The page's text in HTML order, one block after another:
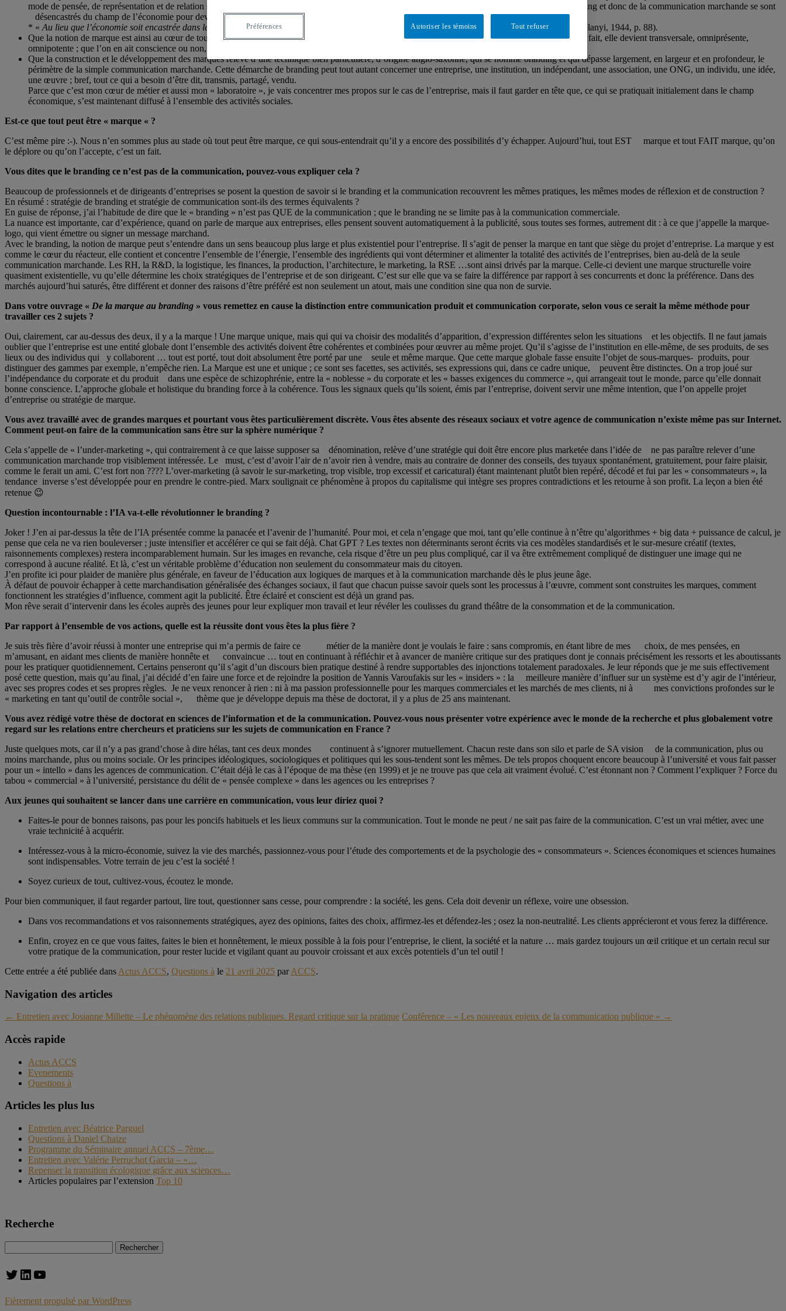
mode de pensée, de représentation et de relation sociale. Pour emprunter la terminologie de Karl Polanyi * : je suis convaincue que le modèle du marketing et donc de la communication marchande se sont
désencastrés du champ de l’économie pour devenir dominants et autonomes.
* « Au lieu que l’économie soit encastrée dans les relations sociales, ce sont les relations sociales qui sont encastrées dans le système économique
» (Polanyi, 1944, p. 88).
Que la notion de marque est ainsi au cœur de tous les débats sur la politique, la vie privée, la culture, le sport, la science, l’économie bien sûr …et de ce fait, elle devient transversale, omniprésente,
omnipotente ; que l’on en ait conscience ou non, qu’on le veuille ou qu’on y résiste.
Que la construction et le développement des marques relève d’une technique bien particulière, d’origine anglo-saxonne, qui se nomme branding et qui dépasse largement, en largeur et en profondeur, le
périmètre de la simple communication marchande. Cette démarche de branding peut tout autant concerner une entreprise, une institution, un indépendant, une association, une ONG, un individu, une idée,
une œuvre ; bref, tout ce qui a besoin d’être dit, transmis, partagé, vendu.
Parce que c’est mon cœur de métier et aussi mon « laboratoire », je vais concentrer mes propos sur le cas de l’entreprise, mais il faut garder en tête que, ce qui se pratiquait initialement dans le champ
économique, s’est maintenant diffusé à l’ensemble des activités sociales.
Est-ce que tout peut être « marque « ?
C’est même pire :-). Nous n’en sommes plus au stade où tout peut être marque, ce qui sous-entendrait qu’il y a encore des possibilités d’y échapper. Aujourd’hui, tout EST marque et tout FAIT marque, qu’on
le déplore ou qu’on l’accepte, c’est un fait.
Vous dites que le branding ce n’est pas de la communication, pouvez-vous expliquer cela ?
Beaucoup de professionnels et de dirigeants d’entreprises se posent la question de savoir si le branding et la communication recouvrent les mêmes pratiques, les mêmes modes de réflexion et de construction ?
En résumé : stratégie de branding et stratégie de communication sont-ils des termes équivalents ?
En guise de réponse, j’ai l’habitude de dire que le « branding » n’est pas QUE de la communication ; que le branding ne se limite pas à la communication commerciale.
La nuance est importante, car d’expérience, quand on parle de marque aux entreprises, elles pensent souvent automatiquement à la publicité, sous toutes ses formes, autrement dit : à ce que j’appelle la marque-
logo, qui vient émettre ou signer un message marchand.
Avec le branding, la notion de marque peut s’entendre dans un sens beaucoup plus large et plus existentiel pour l’entreprise. Il s’agit de penser la marque en tant que siège du projet d’entreprise. La marque y est
comme le cœur du réacteur, elle contient et concentre l’ensemble de l’énergie, l’ensemble des ingrédients qui vont déterminer et alimenter la totalité des activités de l’entreprises, bien au-delà de la seule
communication marchande. Les RH, la R&D, la logistique, les finances, la production, l’architecture, le marketing, la RSE …sont ainsi drivés par la marque. Celle-ci devient une marque structurelle voire
quasiment existentielle, vu qu’elle détermine les choix stratégiques de l’entreprise et de son dirigeant. C’est sur elle que va se faire la différence par rapport à ses concurrents et donc la préférence. Dans des
marchés aujourd’hui saturés, être différent et donner des raisons d’être préféré est non seulement un atout, mais une condition sine qua non de survie.
Dans votre ouvrage « De la marque au branding » vous remettez en cause la distinction entre communication produit et communication corporate, selon vous ce serait la même méthode pour
travailler ces 2 sujets ?
Oui, clairement, car au-dessus des deux, il y a la marque ! Une marque unique, mais qui qui va choisir des modalités d’apparition, d’expression différentes selon les situations et les objectifs. Il ne faut jamais
oublier que l’entreprise est une entité globale dont l’ensemble des activités doivent être cohérentes et combinées pour œuvrer au même projet. Qu’il s’agisse de l’institution en elle-même, de ses produits, de ses
lieux ou des individus qui y collaborent … tout est porté, tout doit absolument être porté par une seule et même marque. Que cette marque globale fasse ensuite l’objet de sous-marques- produits, pour
distinguer des gammes par exemple, n’empêche rien. La Marque est une et unique ; ce sont ses facettes, ses activités, ses expressions qui, dans ce cadre unique, peuvent être distinctes. On a trop joué sur
l’indépendance du corporate et du produit dans une espèce de schizophrénie, entre la « noblesse » du corporate et les « basses exigences du commerce », qui arrangeait tout le monde, parce qu’elle donnait
bonne conscience. L’approche globale et holistique du branding force à la cohérence. Tous les signaux quels qu’ils soient, émis par l’entreprise, doivent servir une même intention, que l’on appelle projet
d’entreprise ou stratégie de marque.
Vous avez travaillé avec de grandes marques et pourtant vous êtes particulièrement discrète. Vous êtes absente des réseaux sociaux et votre agence de communication n’existe même pas sur Internet.
Comment peut-on faire de la communication sans être sur la sphère numérique ?
Cela s’appelle de « l’under-marketing », qui contrairement à ce que laisse supposer sa dénomination, relève d’une stratégie qui doit être encore plus marketée dans l’idée de ne pas paraître relever d’une
communication marchande trop visiblement intéressée. Le must, c’est d’avoir l’air de n’avoir rien à vendre, mais au contraire de donner des conseils, des tuyaux spontanément, gratuitement, pour faire plaisir,
comme le ferait un ami. C’est fort non ???? L’over-marketing (à savoir le sur-marketing, trop visible, trop excessif et caricatural) étant maintenant plutôt bien repéré, décodé et fui par les « consommateurs », la
tendance inverse s’est développée pour en prendre le contre-pied. Marx soulignait ce phénomène à propos du capitalisme qui intègre ses propres contradictions et les retourne à son profit. La leçon a bien été
retenue 😉
Question incontournable : l’IA va-t-elle révolutionner le branding ?
Joker ! J’en ai par-dessus la tête de l’IA présentée comme la panacée et l’avenir de l’humanité. Pour moi, et cela n’engage que moi, tant qu’elle continue à n’être qu’algorithmes + big data + puissance de calcul, je
pense que cela ne va rien bouleverser ; juste intensifier et accélérer ce qui se fait déjà. Chat GPT ? Les textes non déterminants seront écrits via ces modèles standardisés et le sur-mesure créatif (textes,
raisonnements complexes) restera incomparablement humain. Sur les images en revanche, cela risque d’être un peu plus compliqué, car il va être extrêmement compliqué de distinguer une image qui ne
correspond à aucune réalité. Et là, c’est un véritable problème d’éducation non seulement du consommateur mais du citoyen.
J’en profite ici pour plaider de manière plus générale, en faveur de l’éducation aux logiques de marques et à la communication marchande dès le plus jeune âge.
À défaut de pouvoir échapper à cette marchandisation généralisée des échanges sociaux, il faut que chacun puisse savoir quels sont les processus à l’œuvre, comment sont construites les marques, comment
fonctionnent les stratégies d’influence, comment agit la publicité. Être éclairé et conscient est déjà un grand pas.
Mon rêve serait d’intervenir dans les écoles auprès des jeunes pour leur expliquer mon travail et leur révéler les coulisses du grand théâtre de la consommation et de la communication.
Par rapport à l’ensemble de vos actions, quelle est la réussite dont vous êtes la plus fière ?
Je suis très fière d’avoir réussi à monter une entreprise qui m’a permis de faire ce métier de la manière dont je voulais le faire : sans compromis, en étant libre de mes choix, de mes pensées, en
m’amusant, en aidant mes clients de manière honnête et convaincue … tout en continuant à réfléchir et à avancer de manière critique sur des pratiques dont je connais précisément les ressorts et les aboutissants
pour les pratiquer quotidiennement. Certains penseront qu’il s’agit d’un discours bien pratique destiné à rendre supportables des injonctions totalement paradoxales. Je leur réponds que je me suis effectivement
posé cette question, mais qu’au final, j’ai décidé d’en faire une force et de rejoindre la position de Yannis Varoufakis sur les « insiders » : la meilleure manière d’influer sur un système est d’y agir de l’intérieur,
avec ses propres codes et ses propres règles. Je ne veux renoncer à rien : ni à ma passion professionnelle pour les marques commerciales et les marchés de mes clients, ni à mes convictions profondes sur le
« marketing en tant qu’outil de contrôle social », thème que je développe depuis ma thèse de doctorat, il y a plus de 25 ans maintenant.
Vous avez rédigé votre thèse de doctorat en sciences de l’information et de la communication. Pouvez-vous nous présenter votre expérience avec le monde de la recherche et plus globalement votre
regard sur les relations entre chercheurs et praticiens sur les sujets de communication en France ?
Juste quelques mots, car il n’y a pas grand’chose à dire hélas, tant ces deux mondes continuent à s’ignorer mutuellement. Chacun reste dans son silo et parle de SA vision de la communication, plus ou
moins marchande, plus ou moins sociale. Or les principes idéologiques, sociologiques et politiques qui les sous-tendent sont les mêmes. De tels propos choquent encore beaucoup à l’université et vous fait passer
pour un « intello » dans les agences de communication. C’était déjà le cas à l’époque de ma thèse (en 1999) et je ne trouve pas que cela ait vraiment évolué. C’est étonnant non ? Comment l’expliquer ? Force du
tabou « commercial » à l’université, persistance du délit de « pensée complexe » dans les agences ou les entreprises ?
Aux jeunes qui souhaitent se lancer dans une carrière en communication, vous leur diriez quoi ?
Faites-le pour de bonnes raisons, pas pour les poncifs habituels et les lieux communs sur la communication. Tout le monde ne peut / ne sait pas faire de la communication. C’est un vrai métier, avec une
vraie technicité à acquérir.
Intéressez-vous à la micro-économie, suivez la vie des marchés, passionnez-vous pour l’étude des comportements et de la psychologie des « consommateurs ». Sciences économiques et sciences humaines
sont indispensables. Votre terrain de jeu c’est la société !
Soyez curieux de tout, cultivez-vous, écoutez le monde.
Pour bien communiquer, il faut regarder partout, lire tout, questionner sans cesse, pour comprendre : la société, les gens. Cela doit devenir un réflexe, voire une obsession.
Dans vos recommandations et vos raisonnements stratégiques, ayez des opinions, faites des choix, affirmez-les et défendez-les ; osez la non-neutralité. Les clients apprécieront et vous ferez la différence.
Enfin, croyez en ce que vous faites, faites le bien et honnêtement, le mieux possible à la fois pour l’entreprise, le client, la société et la nature … mais gardez toujours un œil critique et un certain recul sur
votre pratique de la communication, pour rester lucide et vigilant quant au pouvoir croissant et aux excès potentiels d’un tel outil !
Cette entrée a été publiée dans Actus ACCS, Questions à le 21 avril 2025 parACCS.
Navigation des articles
← Entretien avec Josianne Millette – Le phénomène des relations publiques. Regard critique sur la pratique Conférence – « Les nouveaux enjeux de la communication publique » →
Accès rapide
Actus ACCS
Evenements
Questions à
Articles les plus lus
Entretien avec Béatrice Parguel
Questions à Daniel Chaize
Programme du Séminaire annuel ACCS – 7ème…
Entretien avec Valérie Perruchot Garcia – «…
Repenser la transition écologique grâce aux sciences…
Articles populaires par l’extension Top 10
Recherche
Twitter
LinkedIn
YouTube
Fièrement propulsé par WordPress
Tout refuser
Autoriser les témoins
Préférences